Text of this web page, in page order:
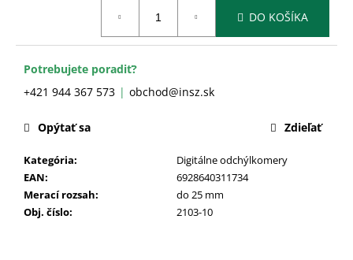
DO KOŠÍKA
Potrebujete poradiť?
+421 944 367 573
obchod@insz.sk
Kategória:
Digitálne odchýlkomery
EAN:
6928640311734
Merací rozsah:
do 25 mm
Obj. číslo: 2103-10
Opýtať sa Zdieľať